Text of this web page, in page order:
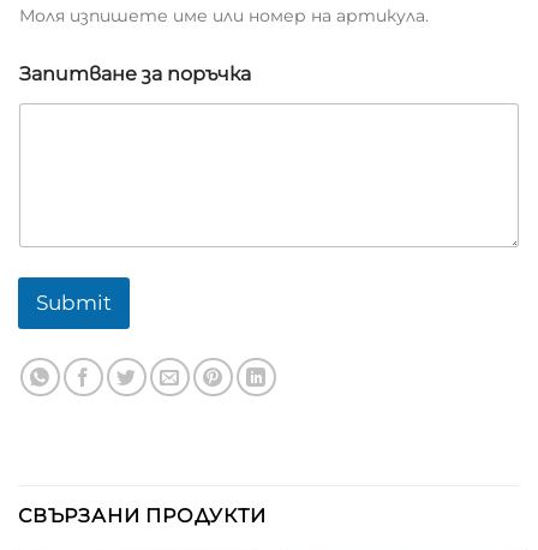
Моля изпишете име или номер на артикула.
Запитване за поръчка
Submit
СВЪРЗАНИ ПРОДУКТИ